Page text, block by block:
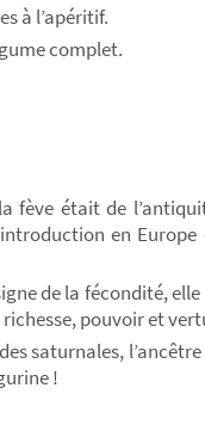
à l’apéritif.
complet.
fève était de
en Europe
de la fécondité, elle
pouvoir et
saturnales, l’ancêtre
!